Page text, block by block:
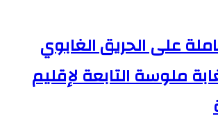
على الحريق الغابوي
ملوسة التابعة لإقليم